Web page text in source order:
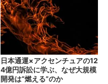
日本通運×アクセンチュアの12
4億円訴訟に学ぶ、なぜ大規模
開発は“燃える”のか